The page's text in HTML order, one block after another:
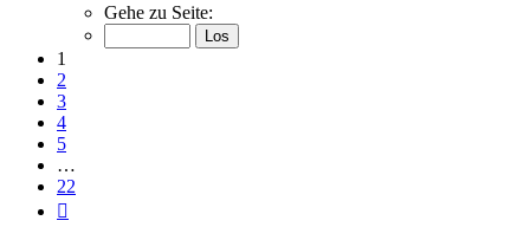
von
Gehe zu Seite:
1
2
3
4
5
…
22